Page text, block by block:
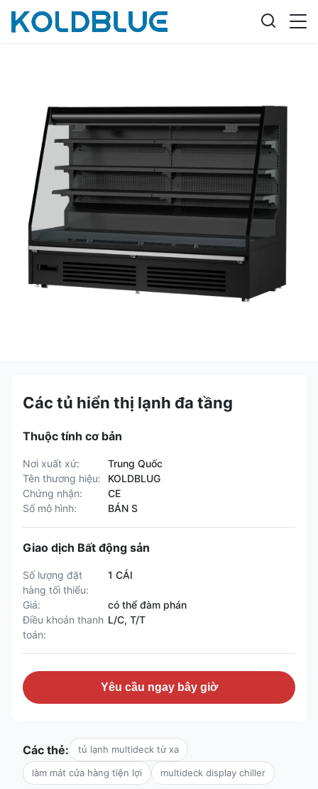
Các tủ hiển thị lạnh đa tầng
Thuộc tính cơ bản
Nơi xuất xứ:
Trung Quốc
Tên thương hiệu:
KOLDBLUG
Chứng nhận:
CE
Số mô hình:
BÁN S
Giao dịch Bất động sản
Số lượng đặt
hàng tối thiểu:
1 CÁI
Giá:
có thể đàm phán
Điều khoản thanh
toán:
L/C, T/T
Yêu cầu ngay bây giờ
Các thẻ: tủ lạnh multideck từ xa
làm mát cửa hàng tiện lợi multideck display chiller